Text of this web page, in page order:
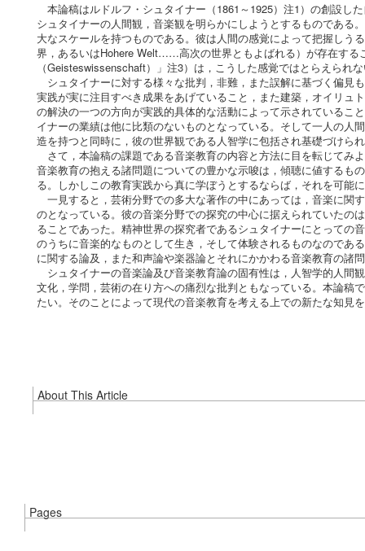
本論稿はルドルフ・シュタイナー（1861～1925）注1）の創設し
シュタイナーの人間観，音楽観を明らかにしようとするものである
大なスケールを持つものである。彼は人間の感覚によって把握し
界，あるいはHohere Welt……高次の世界ともよばれる）が存在する
（Geisteswissenschaft）」注3）は，こうした感覚ではとらえられ
シュタイナーに対する様々な批判，非難，また誤解に基づく偏見
実践が実に注目すべき成果をあげていること，また建築，オイリュ
の解決の一つの方向が実践的具体的な活動によって示されているこ
イナーの業績は他に比類のないものとなっている。そして一人の
造を持つと同時に，彼の世界観である人智学に包括され基礎づけら
さて，本論稿の課題である音楽教育の内容と方法に目を転じてみ
音楽教育の抱える諸問題についての豊かな示唆は，傾聴に値するも
る。しかしこの教育実践から真に学ぼうとするならば，それを可能
一見すると，芸術分野での多大な著作の中にあっては，音楽に関
のとなっている。彼の音楽分野での探究の中心に据えられていたの
ることであった。精神世界の探究者であるシュタイナーにとって
のうちに音楽的なものとして生き，そして体験されるものなのであ
に関する論及，また和声論や楽器論とそれにかかわる音楽教育の
シュタイナーの音楽論及び音楽教育論の固有性は，人智学的人間
文化，学問，芸術の在り方への痛烈な批判ともなっている。本論稿
たい。そのことによって現代の音楽教育を考える上での新たな知見
About This Article
Pages